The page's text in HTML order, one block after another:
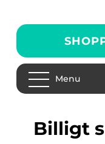
Menu
billigt